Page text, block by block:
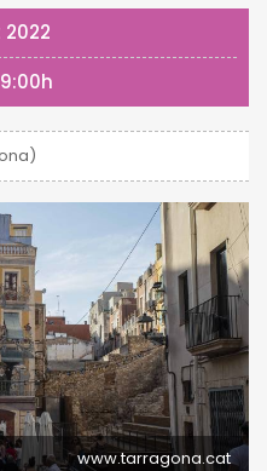
2022
www.tarragona.cat